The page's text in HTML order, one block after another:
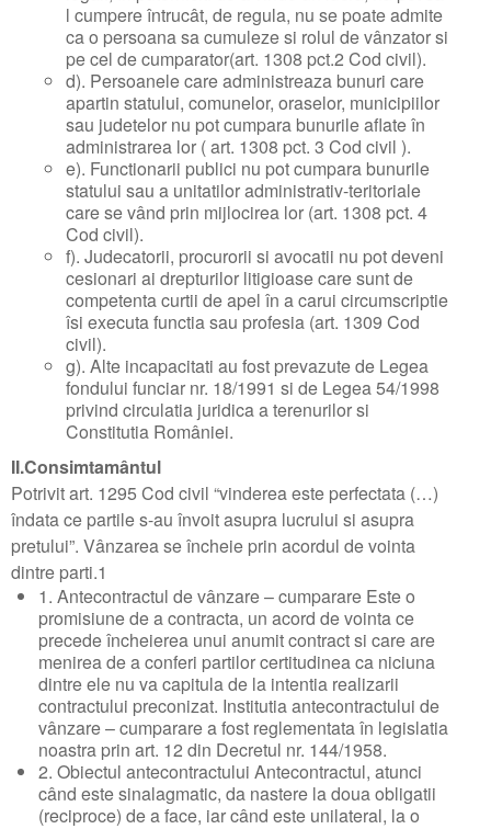
l cumpere întrucât, de regula, nu se poate admite
ca o persoana sa cumuleze si rolul de vânzator si
pe cel de cumparator(art. 1308 pct.2 Cod civil).
d). Persoanele care administreaza bunuri care
apartin statului, comunelor, oraselor, municipiilor
sau judetelor nu pot cumpara bunurile aflate în
administrarea lor ( art. 1308 pct. 3 Cod civil ).
e). Functionarii publici nu pot cumpara bunurile
statului sau a unitatilor administrativ-teritoriale
care se vând prin mijlocirea lor (art. 1308 pct. 4
Cod civil).
f). Judecatorii, procurorii si avocatii nu pot deveni
cesionari ai drepturilor litigioase care sunt de
competenta curtii de apel în a carui circumscriptie
îsi executa functia sau profesia (art. 1309 Cod
civil).
g). Alte incapacitati au fost prevazute de Legea
fondului funciar nr. 18/1991 si de Legea 54/1998
privind circulatia juridica a terenurilor si
Constitutia României.
II.Consimtamântul
Potrivit art. 1295 Cod civil “vinderea este perfectata (…)
îndata ce partile s-au învoit asupra lucrului si asupra
pretului”. Vânzarea se încheie prin acordul de vointa
dintre parti.1
1. Antecontractul de vânzare – cumparare Este o
promisiune de a contracta, un acord de vointa ce
precede încheierea unui anumit contract si care are
menirea de a conferi partilor certitudinea ca niciuna
dintre ele nu va capitula de la intentia realizarii
contractului preconizat. Institutia antecontractului de
vânzare – cumparare a fost reglementata în legislatia
noastra prin art. 12 din Decretul nr. 144/1958.
2. Obiectul antecontractului Antecontractul, atunci
când este sinalagmatic, da nastere la doua obligatii
(reciproce) de a face, iar când este unilateral, la o